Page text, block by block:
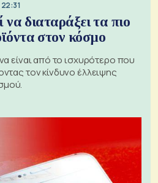
να διαταράξει τα πιο
στον κόσμο
είναι από το ισχυρότερο που
τον κίνδυνο έλλειψης